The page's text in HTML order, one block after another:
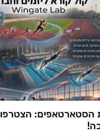
הסטארטאפים: הצטרפו